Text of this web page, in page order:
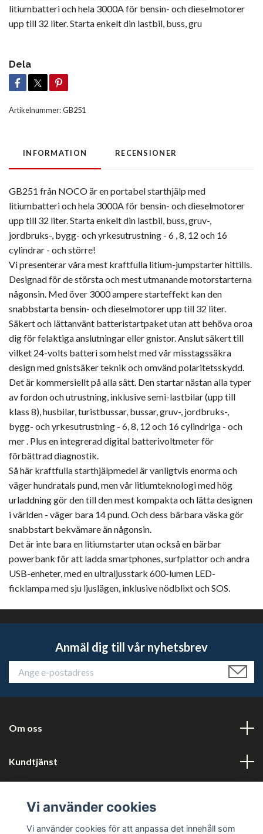
litiumbatteri och hela 3000A för bensin- och dieselmotorer
upp till 32 liter. Starta enkelt din lastbil, buss, gru
Dela
Artikelnummer:GB251
INFORMATION RECENSIONER
GB251 från NOCO är en portabel starthjälp med
litiumbatteri och hela 3000A för bensin- och dieselmotorer
upp till 32 liter. Starta enkelt din lastbil, buss, gruv-,
jordbruks-, bygg- och yrkesutrustning - 6 , 8, 12 och 16
cylindrar - och större!
Vi presenterar våra mest kraftfulla litium-jumpstarter hittills.
Designad för de största och mest utmanande motorstarterna
någonsin. Med över 3000 ampere starteffekt kan den
snabbstarta bensin- och dieselmotorer upp till 32 liter.
Säkert och lättanvänt batteristartpaket utan att behöva oroa
dig för felaktiga anslutningar eller gnistor. Anslut säkert till
vilket 24-volts batteri som helst med vår misstagssäkra
design med gnistsäker teknik och omvänd polaritetsskydd.
Det är kommersiellt på alla sätt. Den startar nästan alla typer
av fordon och utrustning, inklusive semi-lastbilar (upp till
klass 8), husbilar, turistbussar, bussar, gruv-, jordbruks-,
bygg- och yrkesutrustning - 6, 8, 12 och 16 cylindriga - och
mer . Plus en integrerad digital batterivoltmeter för
förbättrad diagnostik.
Så här kraftfulla starthjälpmedel är vanligtvis enorma och
väger hundratals pund, men vår litiumteknologi med hög
urladdning gör den till den mest kompakta och lätta designen
i världen - väger bara 14 pund. Och dess bärbara väska gör
snabbstart bekvämare än någonsin.
Det är inte bara en litiumstarter utan också en bärbar
powerbank för att ladda smartphones, surfplattor och andra
USB-enheter, med en ultraljusstark 600-lumen LED-
ficklampa med sju ljuslägen, inklusive nödblixt och SOS.
Anmäl dig till vår nyhetsbrev
Om oss
Kundtjänst
Sociala medier
Vi använder cookies
Vi använder cookies för att anpassa det innehåll som